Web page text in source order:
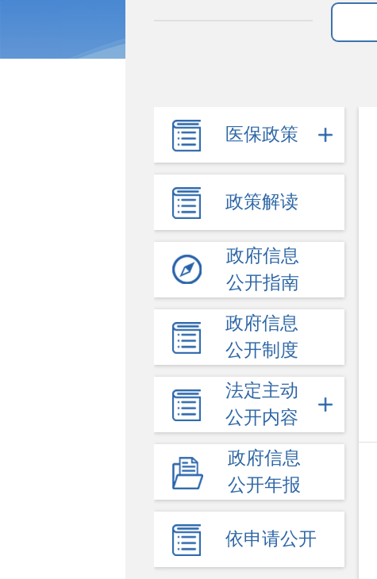
医保政策
政策解读
政府信息
公开指南
政府信息
公开制度
法定主动
公开内容
政府信息
公开年报
依申请公开